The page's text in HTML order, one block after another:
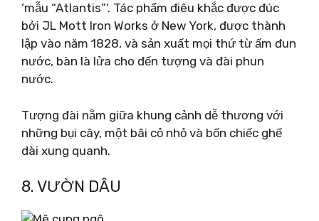
‘mẫu “Atlantis”‘. Tác phẩm điêu khắc được đúc
bởi JL Mott Iron Works ở New York, được thành
lập vào năm 1828, và sản xuất mọi thứ từ ấm đun
nước, bàn là lửa cho đến tượng và đài phun
nước.
Tượng đài nằm giữa khung cảnh dễ thương với
những bụi cây, một bãi cỏ nhỏ và bốn chiếc ghế
dài xung quanh.
8. VƯỜN DÂU